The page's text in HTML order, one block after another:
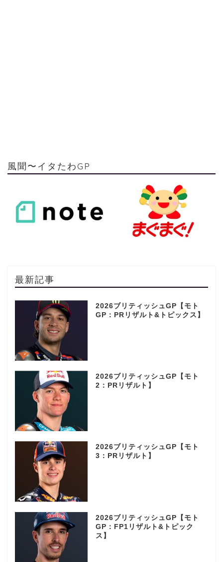
風聞〜イタたわGP
最新記事
2026ブリティッシュGP【モト
GP：PRリザルト&トピックス】
2026ブリティッシュGP【モト
2：PRリザルト】
2026ブリティッシュGP【モト
3：PRリザルト】
2026ブリティッシュGP【モト
GP：FP1リザルト&トピック
ス】